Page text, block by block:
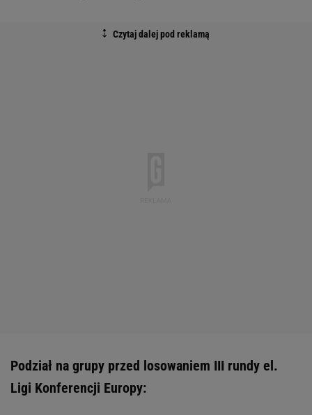
Podział na grupy przed losowaniem III rundy el.
Ligi Konferencji Europy: